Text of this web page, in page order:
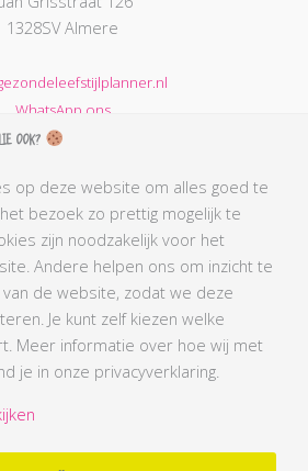
1328SV Almere
WhatsApp ons
nummer: 68664621
code Praktijk: 90069212
Simone: 90110291
18106656784
lidnummer: L0761
Simone: 4407
planner - Afvallen Almere
ook?
op deze website om alles goed te
bezoek zo prettig mogelijk te
zijn noodzakelijk voor het
Andere helpen ons om inzicht te
de website, zodat we deze
Je kunt zelf kiezen welke
Meer informatie over hoe wij met
je in onze privacyverklaring.